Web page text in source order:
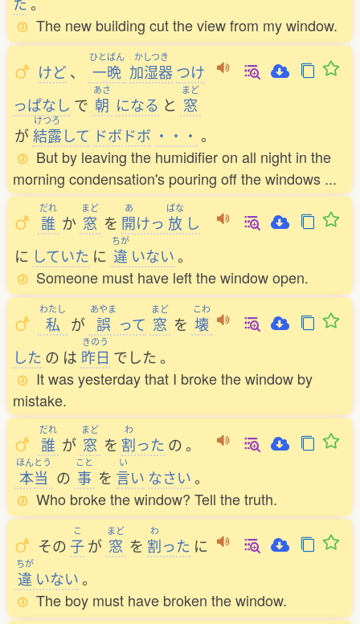
The new building cut the view from my window.
けど、
ひとばん
一晩
かしつき
加湿器つけ
っぱなし で
あさ
朝 になる と
まど
窓
が
けつろ
結露して ドボドボ ・・・ 。
But by leaving the humidifier on all night in the
morning condensation's pouring off the windows ...
だれ
誰 か
まど
窓 を
あ
開けっ
ぱな
放 し
に していた に
ちが
違 いない。
Someone must have left the window open.
わたし
私 が
あやま
誤 って
まど
窓 を
こわ
壊
した の は
きのう
昨日 でした。
It was yesterday that I broke the window by
mistake.
だれ
誰 が
まど
窓 を
わ
割った の。
ほんとう
本当 の
こと
事 を
い
言い なさい。
Who broke the window? Tell the truth.
その
こ
子が
まど
窓 を
わ
割った に
ちが
違 いない。
The boy must have broken the window.